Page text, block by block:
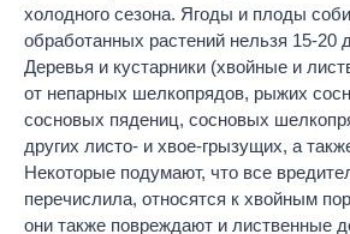
холодного сезона. Ягоды и плоды
обработанных растений нельзя 15-20
Деревья и кустарники (хвойные и
от непарных шелкопрядов, рыжих
сосновых пядениц, сосновых
других листо- и хвое-грызущих, а
Некоторые подумают, что все
перечислила, относятся к хвойным
они также повреждают и лиственные